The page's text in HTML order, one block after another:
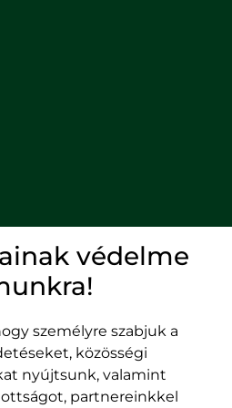
szabályzat
program
védelme
személyre szabjuk a
közösségi
nyújtsunk, valamint
partnereinkkel